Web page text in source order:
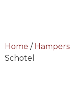
Home / Hampers
Schotel